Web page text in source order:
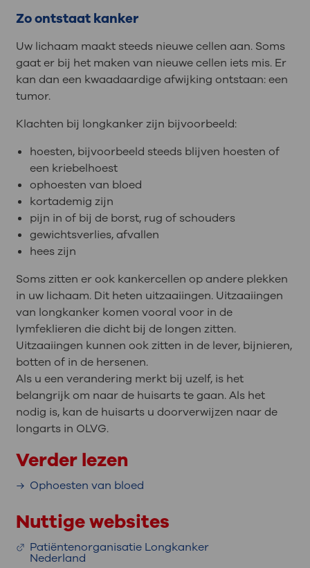
Zo ontstaat kanker
Uw lichaam maakt steeds nieuwe cellen aan. Soms
gaat er bij het maken van nieuwe cellen iets mis. Er
kan dan een kwaadaardige afwijking ontstaan: een
tumor.
Klachten bij longkanker zijn bijvoorbeeld:
hoesten, bijvoorbeeld steeds blijven hoesten of
een kriebelhoest
ophoesten van bloed
kortademig zijn
pijn in of bij de borst, rug of schouders
gewichtsverlies, afvallen
hees zijn
Soms zitten er ook kankercellen op andere plekken
in uw lichaam. Dit heten uitzaaiingen. Uitzaaiingen
van longkanker komen vooral voor in de
lymfeklieren die dicht bij de longen zitten.
Uitzaaiingen kunnen ook zitten in de lever, bijnieren,
botten of in de hersenen.
Als u een verandering merkt bij uzelf, is het
belangrijk om naar de huisarts te gaan. Als het
nodig is, kan de huisarts u doorverwijzen naar de
longarts in OLVG.
Verder lezen
Ophoesten van bloed
Nuttige websites
Patiëntenorganisatie Longkanker
Nederland